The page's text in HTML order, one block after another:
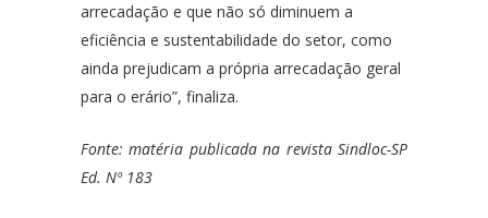
arrecadação e que não só diminuem a
eficiência e sustentabilidade do setor, como
ainda prejudicam a própria arrecadação geral
para o erário”, finaliza.
Fonte: matéria publicada na revista Sindloc-SP
Ed. Nº 183